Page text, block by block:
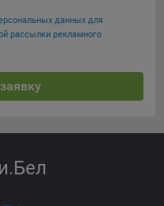
данных для
рассылки рекламного
.Бел